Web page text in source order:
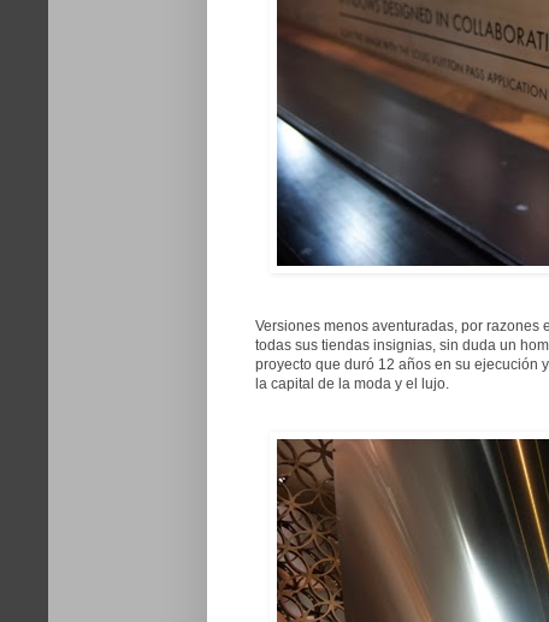
Versiones menos aventuradas, por razones
todas sus tiendas insignias, sin duda un
proyecto que duró 12 años en su ejecución
la capital de la moda y el lujo.